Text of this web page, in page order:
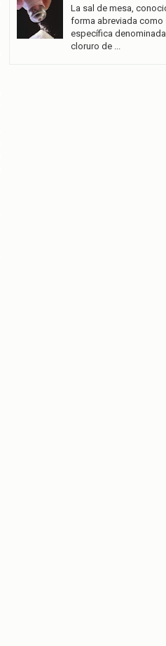
La sal de mesa,
forma abreviada como
específica
cloruro de ...